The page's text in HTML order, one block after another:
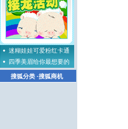
迷糊娃娃可爱粉红卡通
四季美眉给你最想要的
搜狐分类·搜狐商机